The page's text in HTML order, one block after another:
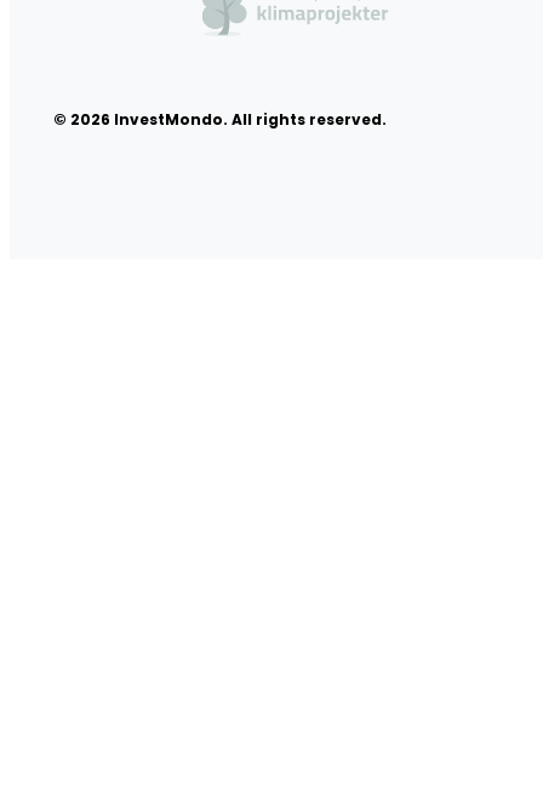
© 2026 InvestMondo. All rights reserved.